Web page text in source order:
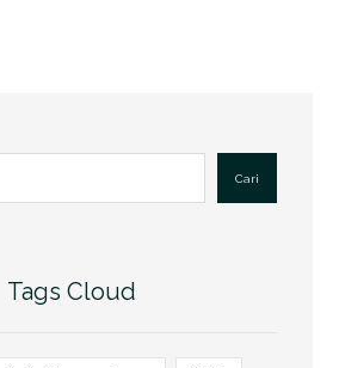
Cari
Tags Cloud